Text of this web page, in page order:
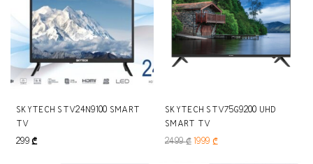
SKYTECH STV24N9100 SMART
TV
299₾
SKYTECH STV75G9200 UHD
SMART TV
2499₾ 1999 ₾